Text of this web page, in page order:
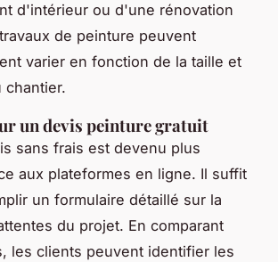
d'intérieur ou d'une rénovation
de peinture peuvent
varier en fonction de la taille et
chantier.
un devis peinture gratuit
sans frais est devenu plus
aux plateformes en ligne. Il suffit
un formulaire détaillé sur la
du projet. En comparant
les clients peuvent identifier les